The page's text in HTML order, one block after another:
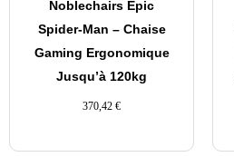
Noblechairs Epic
Spider-Man – Chaise
Gaming Ergonomique
Jusqu’à 120kg
370,42 €